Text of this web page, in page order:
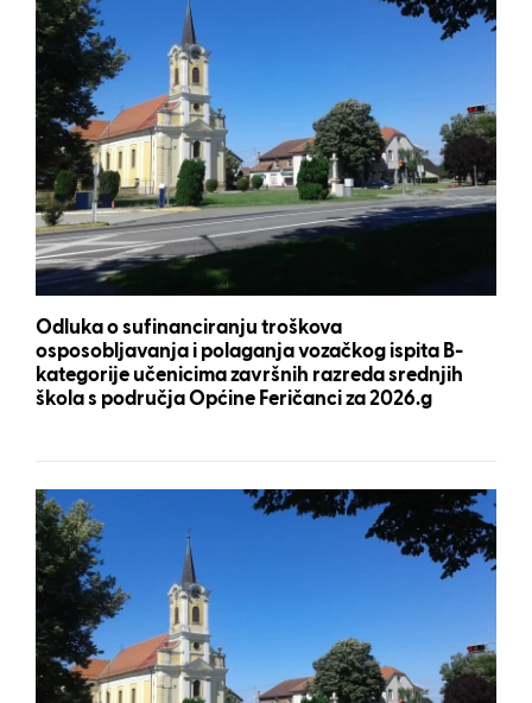
Odluka o sufinanciranju troškova
osposobljavanja i polaganja vozačkog ispita B-
kategorije učenicima završnih razreda srednjih
škola s područja Općine Feričanci za 2026.g